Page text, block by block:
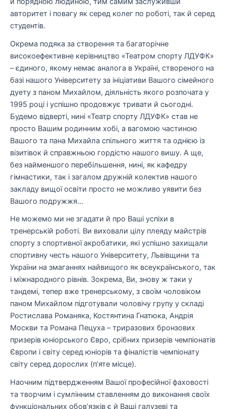
авторитет і повагу як серед колег по роботі, так й серед
студентів.
Окрема подяка за створення та багаторічне
високоефективне керівництво «Театром спорту ЛДУФК»
– єдиного, якому немає аналога в Україні, створеного на
базі нашого Університету за ініціативи Вашого сімейного
дуету з паном Михайлом, діяльність якого розпочата у
1995 році і успішно продовжує тривати й сьогодні.
Будемо відверті, нині «Театр спорту ЛДУФК» став не
просто Вашим родинним хобі, а вагомою частиною
Вашого та пана Михайла спільного життя та однією із
візитівок й справжньою гордістю нашого вишу. А ще,
без найменшого перебільшення, нині, як кафедру
гімнастики, так і загалом дружній колектив нашого
закладу вищої освіти просто не можливо уявити без
Вашого подружжя…
Не можемо ми не згадати й про Ваші успіхи в
тренерській роботі. Ви виховали цілу плеяду майстрів
спорту з спортивної акробатики, які успішно захищали
спортивну честь нашого Університету, Львівщини та
України на змаганнях найвищого як всеукраїнського, так
і міжнародного рівнів. Зокрема, Ви, знову ж таки у
тандемі, тепер вже тренерському, з своїм чоловіком
паном Михайлом підготували чоловічу групу у складі
Ростислава Романяка, Костянтина Гнатюка, Андрія
Москви та Романа Пецуха – триразових бронзових
призерів юніорського Євро, срібних призерів чемпіонатів
Європи і світу серед юніорів та фіналістів чемпіонату
світу серед дорослих (п’яте місце).
Наочним підтвердженням Вашої професійної фаховості
та творчим і сумлінним ставленням до виконання своїх
функціональних обов’язків є й Ваші галузеві та